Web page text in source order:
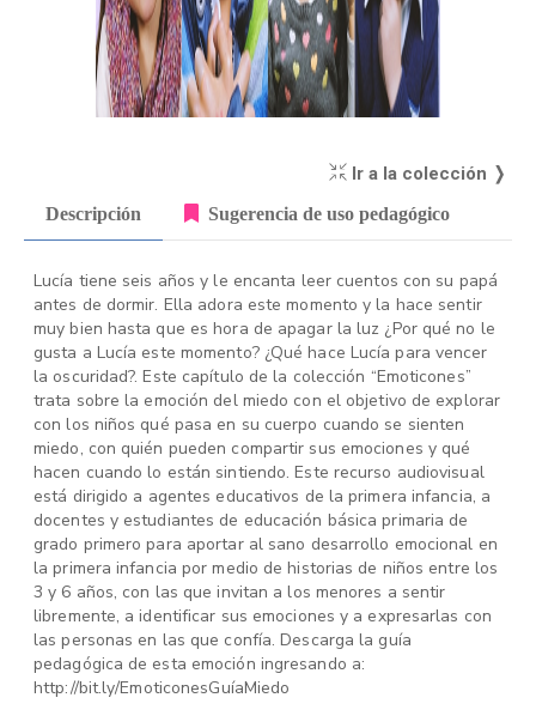
Ir a la colección ❭
Descripción Sugerencia de uso pedagógico
Lucía tiene seis años y le encanta leer cuentos con su papá
antes de dormir. Ella adora este momento y la hace sentir
muy bien hasta que es hora de apagar la luz ¿Por qué no le
gusta a Lucía este momento? ¿Qué hace Lucía para vencer
la oscuridad?. Este capítulo de la colección “Emoticones”
trata sobre la emoción del miedo con el objetivo de explorar
con los niños qué pasa en su cuerpo cuando se sienten
miedo, con quién pueden compartir sus emociones y qué
hacen cuando lo están sintiendo. Este recurso audiovisual
está dirigido a agentes educativos de la primera infancia, a
docentes y estudiantes de educación básica primaria de
grado primero para aportar al sano desarrollo emocional en
la primera infancia por medio de historias de niños entre los
3 y 6 años, con las que invitan a los menores a sentir
libremente, a identificar sus emociones y a expresarlas con
las personas en las que confía. Descarga la guía
pedagógica de esta emoción ingresando a:
http://bit.ly/EmoticonesGuíaMiedo